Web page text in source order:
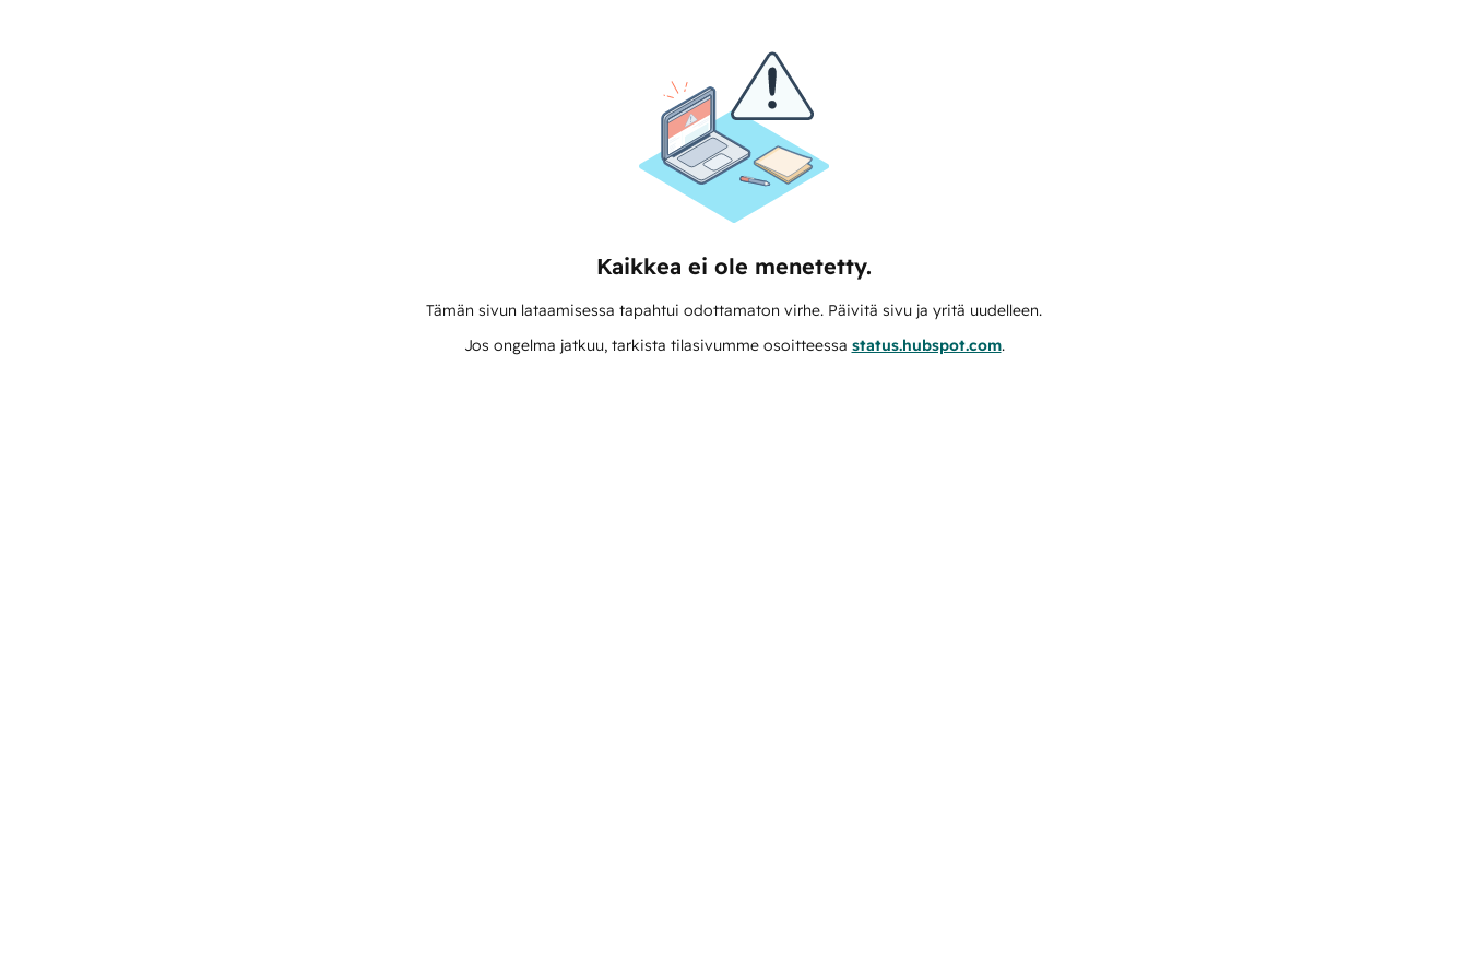
Kaikkea ei ole menetetty.
Tämän sivun lataamisessa tapahtui odottamaton virhe. Päivitä sivu ja yritä uudelleen.
Jos ongelma jatkuu, tarkista tilasivumme osoitteessa status.hubspot.com.